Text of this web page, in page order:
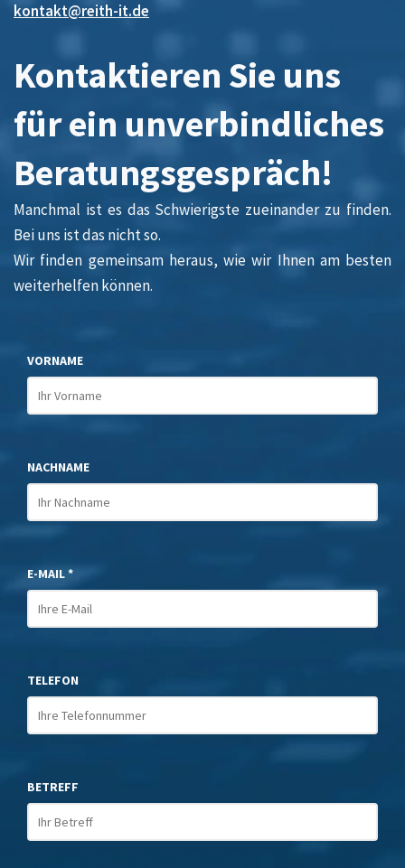
kontakt@reith-it.de
Kontaktieren Sie uns
für ein unverbindliches
Beratungsgespräch!
Manchmal ist es das Schwierigste zueinander zu finden.
Bei uns ist das nicht so.
Wir finden gemeinsam heraus, wie wir Ihnen am besten
weiterhelfen können.
VORNAME
NACHNAME
E-MAIL *
TELEFON
BETREFF